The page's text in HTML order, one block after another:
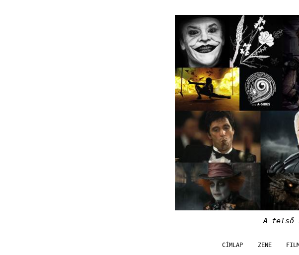
A felső
CÍMLAP ZENE